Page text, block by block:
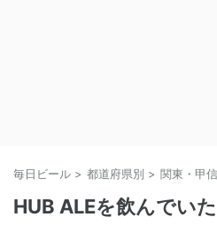
毎日ビール > 都道府県別 > 関東・甲
HUB ALEを飲んでい